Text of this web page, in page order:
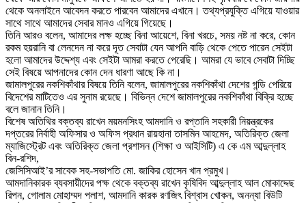
থেকে অনলাইনে আবেদন করতে পারবেন আমাদের এখানে। তথ্যপ্রযুক্তি এগিয়ে যাওয়ার
সাথে সাথে আমাদের সেবার মানও এগিয়ে গিয়েছে।
তিনি আরও বলেন, আমাদের লক্ষ হচ্ছে বিনা আয়েশে, বিনা খরচে, সময় নষ্ট না করে, কোন
রকম হয়রানি বা লেনদেন না করে দূত সেবাটা যেন আপনি বাড়ি থেকে পেতে পারেন সেইটা
হলো আমাদের উদ্দেশ্য এবং সেইটা আমরা করতে পেরেছি। আমরা যে ভাবে সেবাটা দিচ্ছি
সেই বিষয়ে আপনাদের কোন দেন ধারণা আছে কি না।
জামালপুরের নকশিকাঁথার বিষয়ে তিনি বলেন, জামালপুরের নকশিকাঁথা দেশের গন্ডি পেরিয়ে
বিদেশের মাটিতেও এর সুনাম রয়েছে। বিভিন্ন দেশে জামালপুরের নকশিকাঁথা বিক্রি হচ্ছে
বলে জানান তিনি।
বিশেষ অতিথির বক্তব্য রাখেন ময়মনসিংহ আমদানি ও রপ্তানি সহকারী নিয়ন্ত্রকের
দপ্তরের নির্বাহী অফিসার ও অফিস প্রধান রায়হানা তাসমিন আহমেদ, অতিরিক্ত জেলা
ম্যাজিস্ট্রেট এবং অতিরিক্ত জেলা প্রশাসন (শিক্ষা ও আইসিটি) এ কে এম আব্দুল্লাহ
বিন-রশিদ,
জেসিসিআই’র সাবেক সহ-সভাপতি মো. জাকির হোসেন খান প্রমুখ।
আমদানিকারক ব্যবসায়ীদের পক্ষ থেকে বক্তব্য রাখেন কৃষিবিদ আব্দুল্লাহ আল মোকাদ্দেছ
রিপন, গোলাম মোহাম্মদ পলাশ, আমদানি কারক রণজিৎ বিশ্বাস খোকন, অনন্যা বিউটি